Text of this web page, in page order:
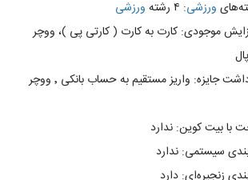
ورزشی: ۴ رشته
ورزشی
موجودی: کارت به کارت ( کارتی پی )، ووچر
روش‌های برداشت جایزه: واریز مستقیم به حساب بانکی ٬ ووچر
با بیت کوین: ندارد
سیستمی: ندارد
زنجیره‌ای: دارد